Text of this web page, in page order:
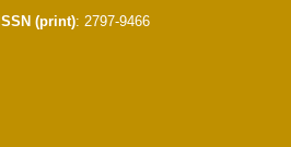
ISSN (print): 2797-9466